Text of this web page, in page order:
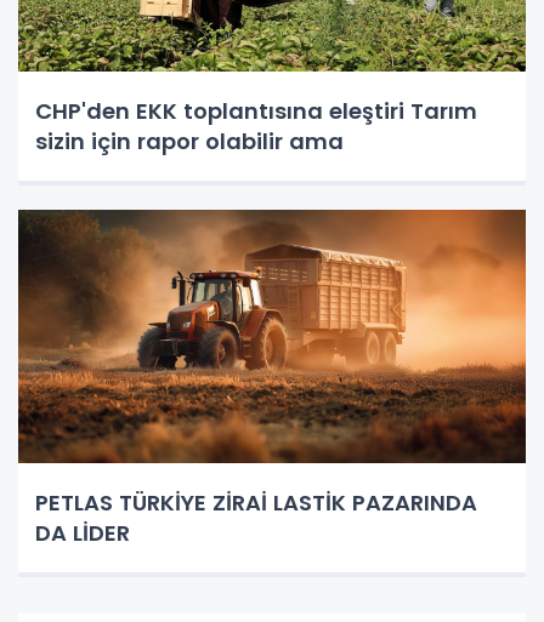
CHP'den EKK toplantısına eleştiri Tarım
sizin için rapor olabilir ama
PETLAS TÜRKİYE ZİRAİ LASTİK PAZARINDA
DA LİDER